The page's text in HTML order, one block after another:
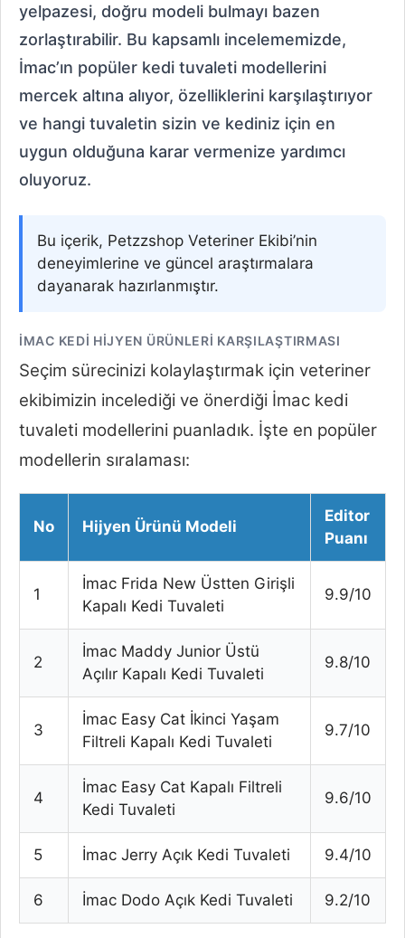
yelpazesi, doğru modeli bulmayı bazen
zorlaştırabilir. Bu kapsamlı incelememizde,
İmac’ın popüler kedi tuvaleti modellerini
mercek altına alıyor, özelliklerini karşılaştırıyor
ve hangi tuvaletin sizin ve kediniz için en
uygun olduğuna karar vermenize yardımcı
oluyoruz.
Bu içerik, Petzzshop Veteriner Ekibi’nin
deneyimlerine ve güncel araştırmalara
dayanarak hazırlanmıştır.
İMAC KEDI HIJYEN ÜRÜNLERI KARŞILAŞTIRMASI
Seçim sürecinizi kolaylaştırmak için veteriner
ekibimizin incelediği ve önerdiği İmac kedi
tuvaleti modellerini puanladık. İşte en popüler
modellerin sıralaması:
No Hijyen Ürünü Modeli
Editor
Puanı
1
İmac Frida New Üstten Girişli
Kapalı Kedi Tuvaleti
9.9/10
2
İmac Maddy Junior Üstü
Açılır Kapalı Kedi Tuvaleti
9.8/10
3
İmac Easy Cat İkinci Yaşam
Filtreli Kapalı Kedi Tuvaleti
9.7/10
4
İmac Easy Cat Kapalı Filtreli
Kedi Tuvaleti
9.6/10
5 İmac Jerry Açık Kedi Tuvaleti 9.4/10
6 İmac Dodo Açık Kedi Tuvaleti 9.2/10